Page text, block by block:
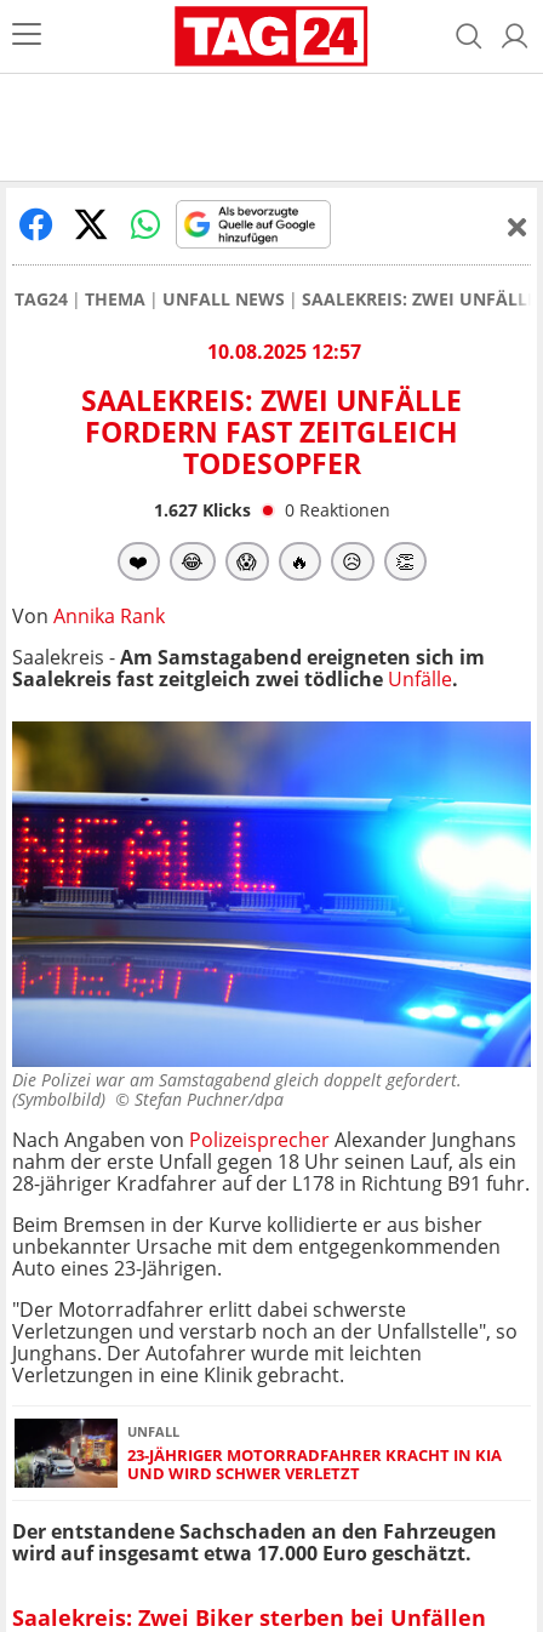
TAG24 THEMA UNFALL NEWS SAALEKREIS: ZWEI UNFÄLLE
10.08.2025 12:57
SAALEKREIS: ZWEI UNFÄLLE
FORDERN FAST ZEITGLEICH
TODESOPFER
1.627Klicks 0 Reaktionen
❤️ 😂 😱 🔥 😥 👏
Von Annika Rank
Saalekreis -Am Samstagabend ereigneten sich im
Saalekreis fast zeitgleich zwei tödliche Unfälle.
Die Polizei war am Samstagabend gleich doppelt gefordert.
(Symbolbild) © Stefan Puchner/dpa
Nach Angaben von PolizeisprecherAlexander Junghans
nahm der erste Unfall gegen 18 Uhr seinen Lauf, als ein
28-jähriger Kradfahrer auf der L178 in Richtung B91 fuhr.
Beim Bremsen in der Kurve kollidierte er aus bisher
unbekannter Ursache mit dem entgegenkommenden
Auto eines 23-Jährigen.
"Der Motorradfahrer erlitt dabei schwerste
Verletzungen und verstarb noch an der Unfallstelle", so
Junghans. Der Autofahrer wurde mit leichten
Verletzungen in eine Klinik gebracht.
UNFALL
23-JÄHRIGER MOTORRADFAHRER KRACHT IN KIA
UND WIRD SCHWER VERLETZT
Der entstandene Sachschaden an den Fahrzeugen
wird auf insgesamt etwa 17.000 Euro geschätzt.
Saalekreis: Zwei Biker sterben bei Unfällen